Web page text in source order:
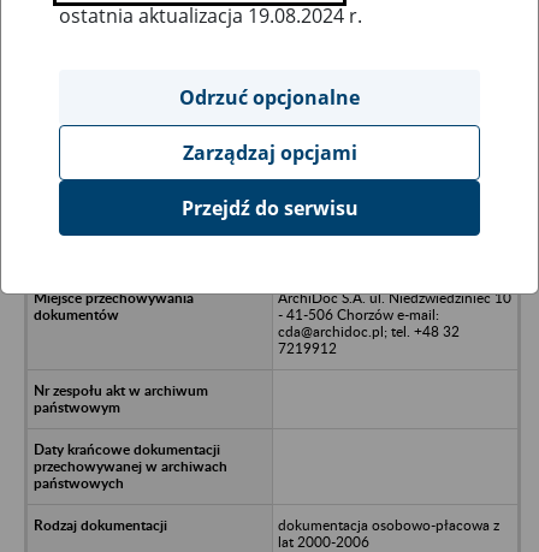
Ukryj wszystkie pozycje bazy
AUTO-CONRAD S.A., 01-909
ArchiDoc S.A. ul. Niedźwiedziniec 10
- 41-506 Chorzów e-mail:
cda@archidoc.pl; tel. +48 32
7219912
dokumentacja osobowo-płacowa z
lat 2000-2006
ostatnia aktualizacja 19.08.2024 r.
Odrzuć opcjonalne
Zarządzaj opcjami
Przejdź do serwisu